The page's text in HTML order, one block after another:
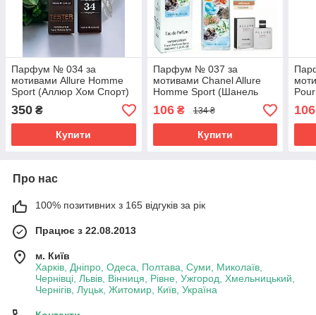
Парфум № 034 за
мотивами Allure Homme
Sport (Аллюр Хом Спорт)
65 мл
350 ₴
Купити
Парфум № 037 за
мотивами Chanel Allure
Homme Sport (Шанель
Аллюр Хом Спорт) 40 мл
О
106₴ 134 ₴
Купити
ОПТ
106
Про нас
100% позитивних з 165 відгуків за рік
Працює з 22.08.2013
м. Київ
Харків, Дніпро, Одеса, Полтава, Суми, Миколаїв,
Чернівці, Львів, Вінниця, Рівне, Ужгород, Хмельницький,
Чернігів, Луцьк, Житомир, Київ, Україна